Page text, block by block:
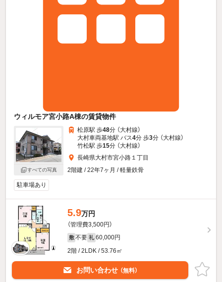
ウィルモア宮小路A棟の賃貸物件
すべての写真
松原駅 歩48分 （大村線）
大村車両基地駅 バス4分 歩3分 （大村線）
竹松駅 歩15分 （大村線）
長崎県大村市宮小路１丁目
2階建 / 22年7ヶ月 / 軽量鉄骨
駐車場あり
5.9万円
（管理費3,500円）
敷 不要 礼 60,000円
2階 / 2LDK / 53.76㎡
お問い合わせ （無料）